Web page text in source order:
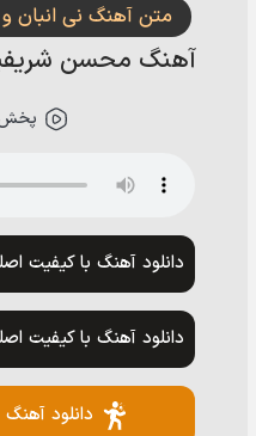
متن آهنگ نی انبان
آهنگ محسن
پخش
دانلود آهنگ با کیفیت
دانلود آهنگ با کیفیت
دانلود